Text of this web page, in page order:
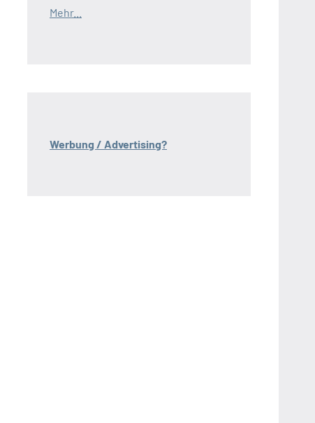
Mehr...
Werbung / Advertising?